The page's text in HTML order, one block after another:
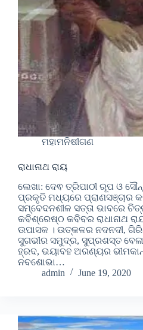
ମହାମନିଷୀଗଣ
ରାଧାନାଥ ରାୟ
ଲେଖା: ଦେଵ ତ୍ରିପାଠୀ ରୂପ ଓ
ପ୍ରକୃତି ମଧ୍ୟରେ ପ୍ରାଣସଞ୍ଚାର
ସମ୍ବେଦନଶୀଳ ସତ୍ତା ଭାବରେ
କବିଶ୍ରେଷ୍ଠ କବିବର ରାଧାନାଥ
ଉପାସକ । ଉତ୍କଳର ନଦନଦୀ,
ସୁଗଭୀର ସମୁଦ୍ର, ସୁପ୍ରଶସ୍ତ
ହ୍ରଦ, ଭୟାବହ ଅରଣ୍ୟର
ନବଶୋଭା…
admin
June 19, 2020